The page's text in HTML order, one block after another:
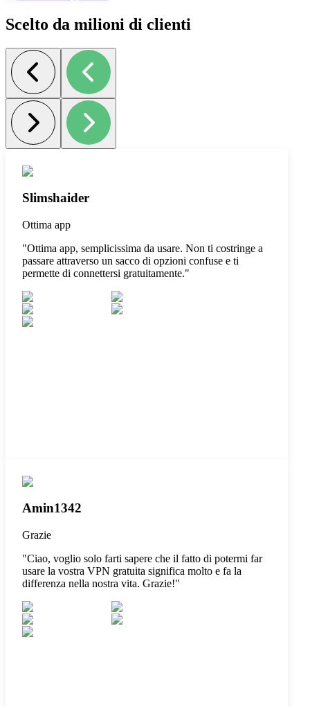
Scelto da milioni di clienti
Slimshaider
Ottima app
"Ottima app, semplicissima da usare. Non ti costringe a
passare attraverso un sacco di opzioni confuse e ti
permette di connettersi gratuitamente."
Amin1342
Grazie
"Ciao, voglio solo farti sapere che il fatto di potermi far
usare la vostra VPN gratuita significa molto e fa la
differenza nella nostra vita. Grazie!"